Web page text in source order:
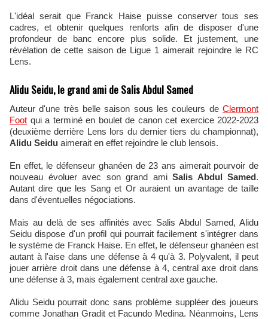
L'idéal serait que Franck Haise puisse conserver tous ses
cadres, et obtenir quelques renforts afin de disposer d'une
profondeur de banc encore plus solide. Et justement, une
révélation de cette saison de Ligue 1 aimerait rejoindre le RC
Lens.
Alidu Seidu, le grand ami de Salis Abdul Samed
Auteur d'une très belle saison sous les couleurs de Clermont
Foot qui a terminé en boulet de canon cet exercice 2022-2023
(deuxième derrière Lens lors du dernier tiers du championnat),
Alidu Seidu aimerait en effet rejoindre le club lensois.
En effet, le défenseur ghanéen de 23 ans aimerait pourvoir de
nouveau évoluer avec son grand ami Salis Abdul Samed.
Autant dire que les Sang et Or auraient un avantage de taille
dans d'éventuelles négociations.
Mais au delà de ses affinités avec Salis Abdul Samed, Alidu
Seidu dispose d'un profil qui pourrait facilement s'intégrer dans
le système de Franck Haise. En effet, le défenseur ghanéen est
autant à l'aise dans une défense à 4 qu'à 3. Polyvalent, il peut
jouer arrière droit dans une défense à 4, central axe droit dans
une défense à 3, mais également central axe gauche.
Alidu Seidu pourrait donc sans problème suppléer des joueurs
comme Jonathan Gradit et Facundo Medina. Néanmoins, Lens